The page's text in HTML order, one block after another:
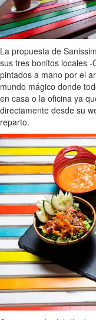
La propuesta de
sus tres bonitos locales
pintados a mano por el
mundo mágico donde
en casa o la oficina ya
directamente desde su
reparto.